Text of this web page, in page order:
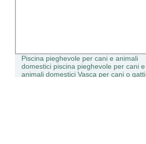
Piscina pieghevole per cani e animali
domestici piscina pieghevole per cani e
animali domestici Vasca per cani o gatti